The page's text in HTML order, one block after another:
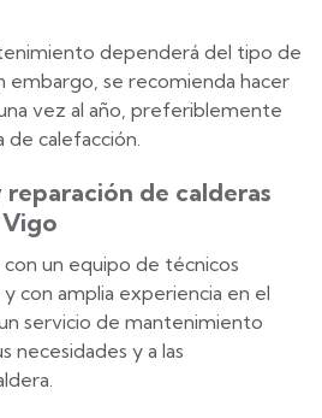
dependerá del tipo de
embargo, se recomienda hacer
vez al año, preferiblemente
calefacción.
de calderas
un equipo de técnicos
con amplia experiencia en el
servicio de mantenimiento
necesidades y a las